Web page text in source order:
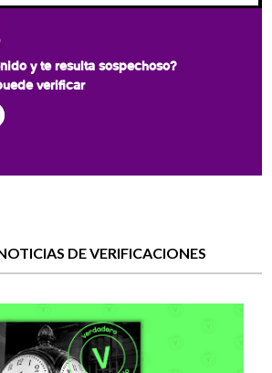
y te resulta sospechoso?
verificar
DE VERIFICACIONES